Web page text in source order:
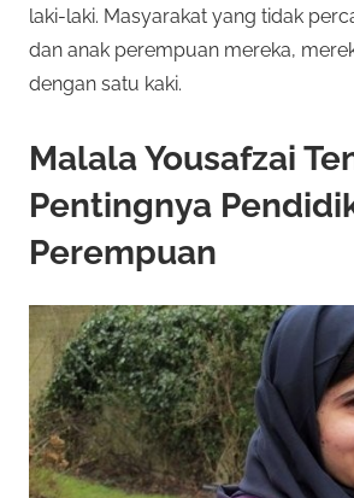
laki-laki. Masyarakat yang tidak
dan anak perempuan mereka,
dengan satu kaki.
Malala Yousafzai
Pentingnya
Perempuan